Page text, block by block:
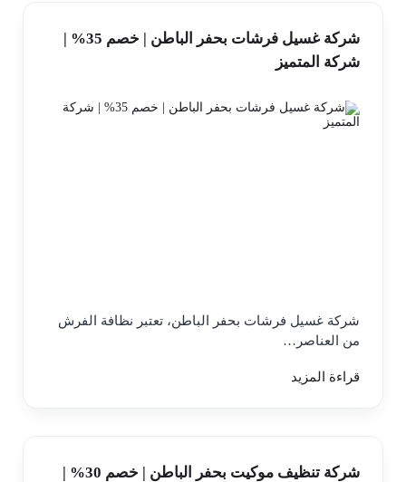
شركة غسيل فرشات بحفر الباطن | خصم 35% |
شركة المتميز
شركة غسيل فرشات بحفر الباطن، تعتبر نظافة الفرش
من العناصر…
قراءة المزيد
شركة تنظيف موكيت بحفر الباطن | خصم 30% |